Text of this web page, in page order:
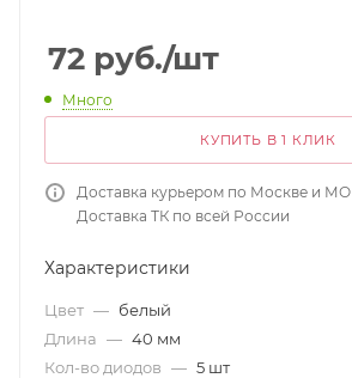
72 руб./шт
Много
КУПИТЬ В 1 КЛИК
Доставка курьером по Москве и МО
Доставка ТК по всей России
Характеристики
Цвет — белый
Длина — 40 мм
Кол-во диодов — 5 шт